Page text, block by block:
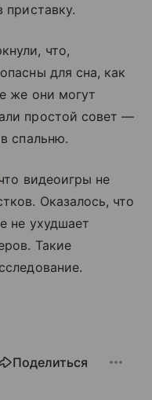
приставку.
что,
для сна, как
же они могут
простой совет —
спальню.
видеоигры не
Оказалось, что
не ухудшает
Такие
Поделиться